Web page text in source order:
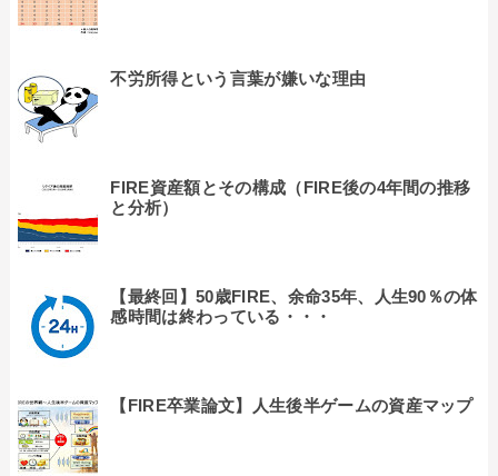
不労所得という言葉が嫌いな理由
FIRE資産額とその構成（FIRE後の4年間の推移
と分析）
【最終回】50歳FIRE、余命35年、人生90％の体
感時間は終わっている・・・
【FIRE卒業論文】人生後半ゲームの資産マップ